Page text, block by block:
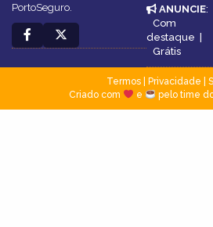
PortoSeguro.
ANUNCIE:
Com
destaque
Grátis
Termos| Privacidade
Criado com
e pelo time